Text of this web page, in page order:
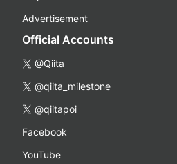
Advertisement
Official Accounts
@Qiita
@qiita_milestone
@qiitapoi
Facebook
YouTube